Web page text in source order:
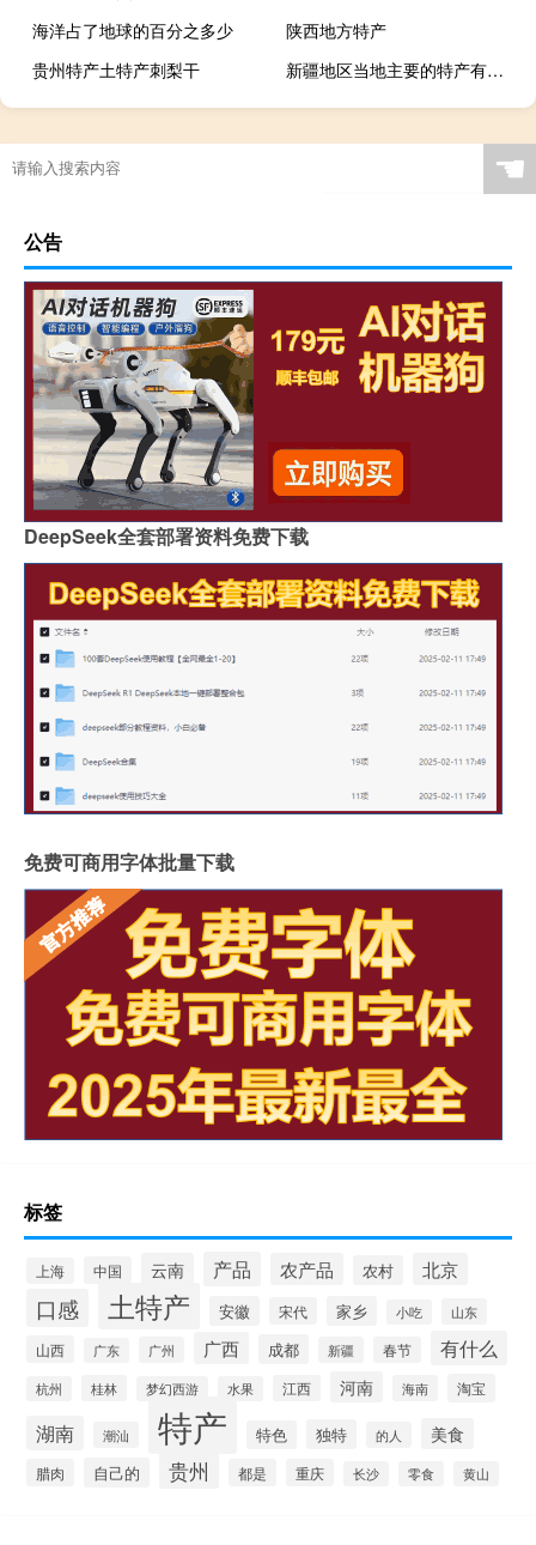
海洋占了地球的百分之多少
陕西地方特产
贵州特产土特产刺梨干
新疆地区当地主要的特产有哪些
☚
公告
DeepSeek全套部署资料免费下载
免费可商用字体批量下载
标签
上海 中国 云南 产品 农产品 农村 北京
口感 土特产 安徽 宋代 家乡 小吃 山东
山西 广东 广州 广西 成都 新疆 春节 有什么
杭州 桂林 梦幻西游 水果 江西 河南 海南 淘宝
湖南 潮汕 特产 特色 独特 的人 美食
腊肉 自己的 贵州 都是 重庆 长沙 零食 黄山